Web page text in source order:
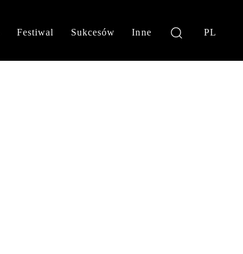
Festiwal Sukcesów Inne PL